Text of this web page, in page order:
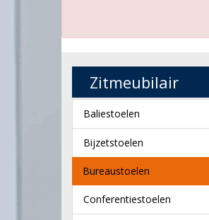
Zitmeubilair
Baliestoelen
Bijzetstoelen
Bureaustoelen
Conferentiestoelen